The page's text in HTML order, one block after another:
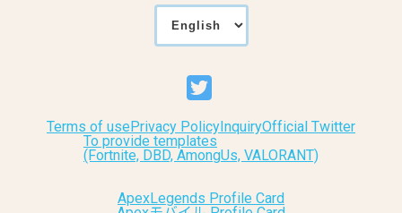
Terms of usePrivacy Policy InquiryOfficial Twitter
To provide templates
(Fortnite, DBD, AmongUs, VALORANT)
ApexLegends Profile Card